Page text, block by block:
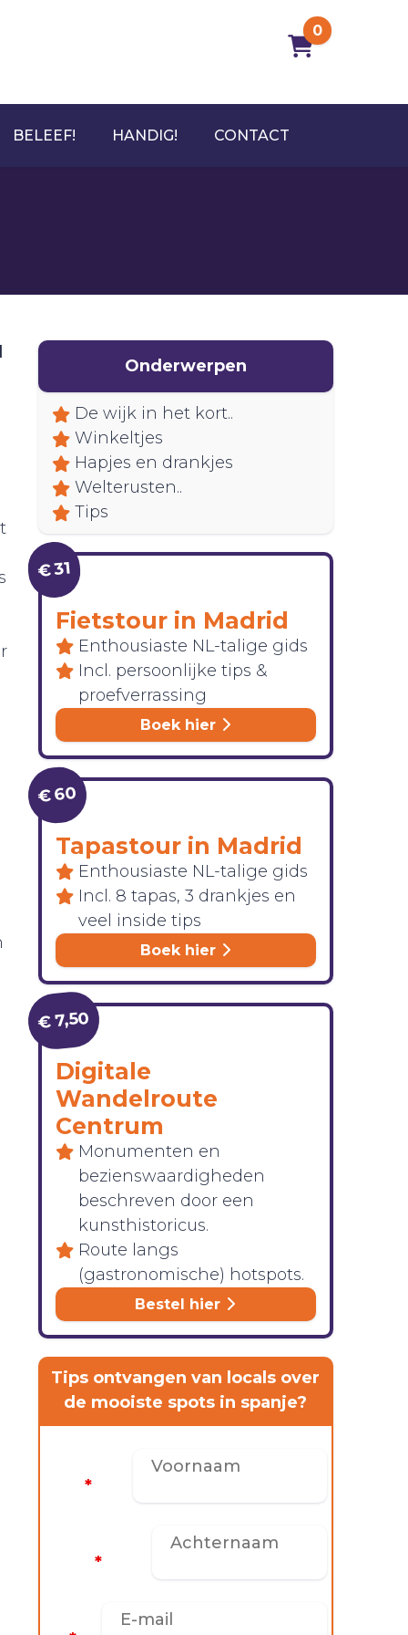
0
BELEEF! HANDIG! CONTACT
Onderwerpen
De wijk in het kort..
Winkeltjes
Hapjes en drankjes
Welterusten..
Tips
€ 31
Fietstour in Madrid
Enthousiaste NL-talige gids
Incl. persoonlijke tips &
proefverrassing
Boek hier
€ 60
Tapastour in Madrid
Enthousiaste NL-talige gids
Incl. 8 tapas, 3 drankjes en
veel inside tips
Boek hier
€ 7,50
Digitale
Wandelroute
Centrum
Monumenten en
bezienswaardigheden
beschreven door een
kunsthistoricus.
Route langs
(gastronomische) hotspots.
Bestel hier
Tips ontvangen van locals over
de mooiste spots in spanje?
*
*